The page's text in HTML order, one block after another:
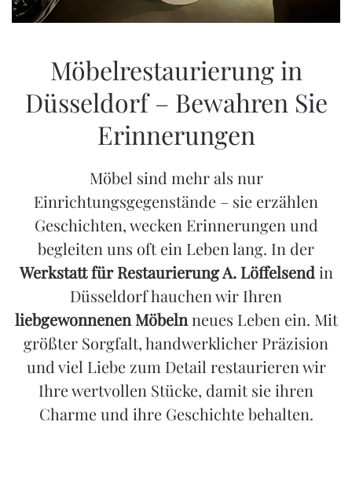
Möbelrestaurierung in
Düsseldorf – Bewahren Sie
Erinnerungen
Möbel sind mehr als nur
Einrichtungsgegenstände – sie erzählen
Geschichten, wecken Erinnerungen und
begleiten uns oft ein Leben lang. In der
Werkstatt für Restaurierung A. Löffelsendin
Düsseldorf hauchen wir Ihren
liebgewonnenen Möbelnneues Leben ein. Mit
größter Sorgfalt, handwerklicher Präzision
und viel Liebe zum Detail restaurieren wir
Ihre wertvollen Stücke, damit sie ihren
Charme und ihre Geschichte behalten.